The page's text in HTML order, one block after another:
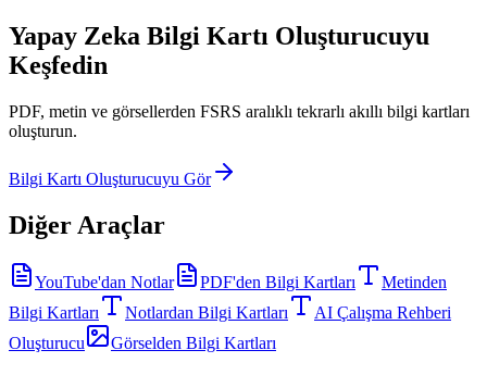
Yapay Zeka Bilgi Kartı Oluşturucuyu
Keşfedin
PDF, metin ve görsellerden FSRS aralıklı tekrarlı akıllı bilgi kartları
oluşturun.
Bilgi Kartı Oluşturucuyu Gör
Diğer Araçlar
YouTube'dan Notlar PDF'den Bilgi Kartları
Metinden
Bilgi Kartları
Notlardan Bilgi Kartları
AI Çalışma Rehberi
Oluşturucu
Görselden Bilgi Kartları